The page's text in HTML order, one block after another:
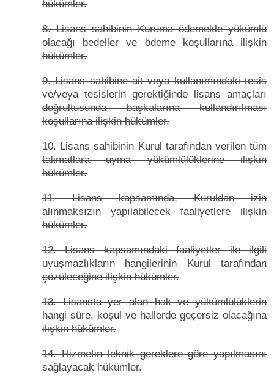
hükümler.
8. Lisans sahibinin Kuruma ödemekle yükümlü
olacağı bedeller ve ödeme koşullarına ilişkin
hükümler.
9. Lisans sahibine ait veya kullanımındaki tesis
ve/veya tesislerin gerektiğinde lisans amaçları
doğrultusunda başkalarına kullandırılması
koşullarına ilişkin hükümler.
10. Lisans sahibinin Kurul tarafından verilen tüm
talimatlara uyma yükümlülüklerine ilişkin
hükümler.
11. Lisans kapsamında, Kuruldan izin
alınmaksızın yapılabilecek faaliyetlere ilişkin
hükümler.
12. Lisans kapsamındaki faaliyetler ile ilgili
uyuşmazlıkların hangilerinin Kurul tarafından
çözüleceğine ilişkin hükümler.
13. Lisansta yer alan hak ve yükümlülüklerin
hangi süre, koşul ve hallerde geçersiz olacağına
ilişkin hükümler.
14. Hizmetin teknik gereklere göre yapılmasını
sağlayacak hükümler.